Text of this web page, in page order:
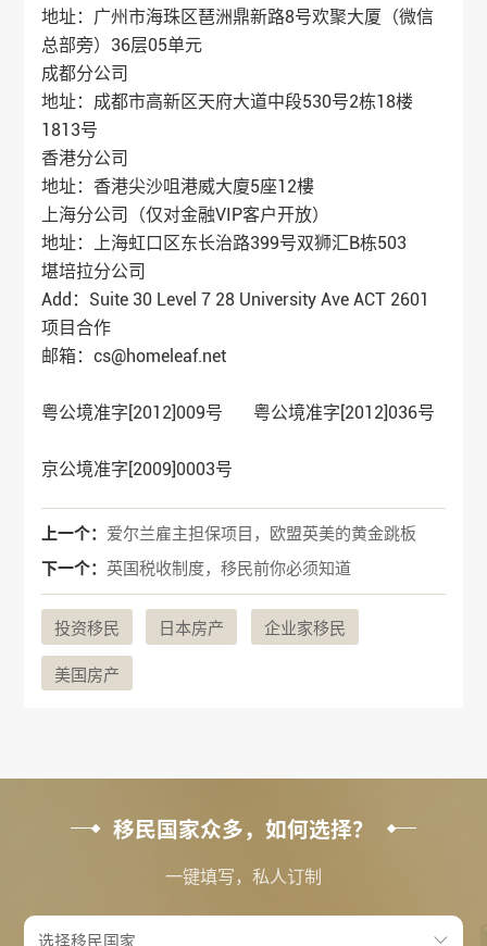
地址：广州市海珠区琶洲鼎新路8号欢聚大厦（微信
总部旁）36层05单元
成都分公司
地址：成都市高新区天府大道中段530号2栋18楼
1813号
香港分公司
地址：香港尖沙咀港威大廈5座12樓
上海分公司（仅对金融VIP客户开放）
地址：上海虹口区东长治路399号双狮汇B栋503
堪培拉分公司
Add：Suite 30 Level 7 28 University Ave ACT 2601
项目合作
邮箱：cs@homeleaf.net
粤公境准字[2012]009号 粤公境准字[2012]036号
京公境准字[2009]0003号
上一个： 爱尔兰雇主担保项目，欧盟英美的黄金跳板
下一个： 英国税收制度，移民前你必须知道
投资移民 日本房产 企业家移民
美国房产
移民国家众多，如何选择？
一键填写，私人订制